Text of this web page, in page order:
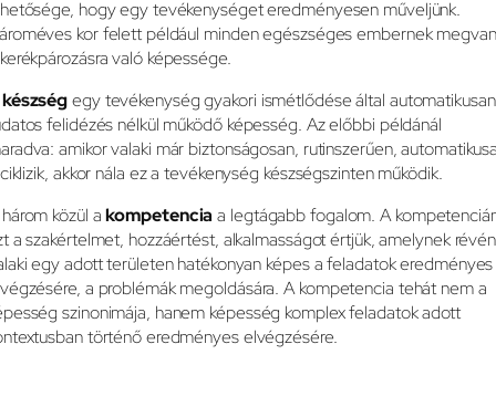
hogy egy tevékenységet eredményesen műveljünk.
kor felett például minden egészséges embernek megvan
való képessége.
készségegy tevékenység gyakori ismétlődése által
felidézés nélkül működő képesség. Az előbbi példánál
amikor valaki már biztonságosan, rutinszerűen,
akkor nála ez a tevékenység készségszinten működik.
közül akompetencia a legtágabb fogalom. A
a szakértelmet, hozzáértést, alkalmasságot értjük, amelynek révén
egy adott területen hatékonyan képes a feladatok eredményes
a problémák megoldására. A kompetencia tehát nem a
szinonimája, hanem képesség komplex feladatok adott
történő eredményes elvégzésére.